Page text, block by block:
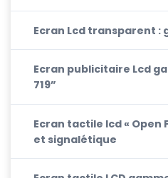
Ecran Lcd transparent :
Ecran publicitaire Lcd
719”
Ecran tactile lcd « Open
et signalétique